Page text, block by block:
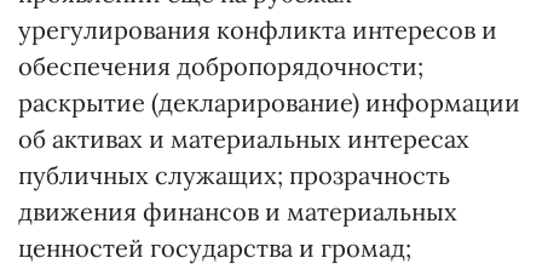
урегулирования конфликта интересов и
обеспечения добропорядочности;
раскрытие (декларирование) информации
об активах и материальных интересах
публичных служащих; прозрачность
движения финансов и материальных
ценностей государства и громад;